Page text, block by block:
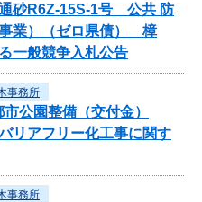
通砂R6Z-15S-1号 公共 防
業）（ゼロ県債） 樟
般競争入札公告
事務所
公園整備（交付金）
アフリー化工事に関す
事務所